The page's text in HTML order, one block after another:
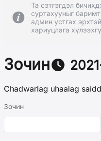
Та сэтгэгдэл
суртахууныг
админ устгах
хариуцлага
Зочин
Chadwarlag uhaalag
Зочин